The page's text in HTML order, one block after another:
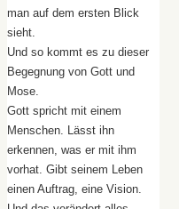
man auf dem ersten Blick
sieht.
Und so kommt es zu dieser
Begegnung von Gott und
Mose.
Gott spricht mit einem
Menschen. Lässt ihn
erkennen, was er mit ihm
vorhat. Gibt seinem Leben
einen Auftrag, eine Vision.